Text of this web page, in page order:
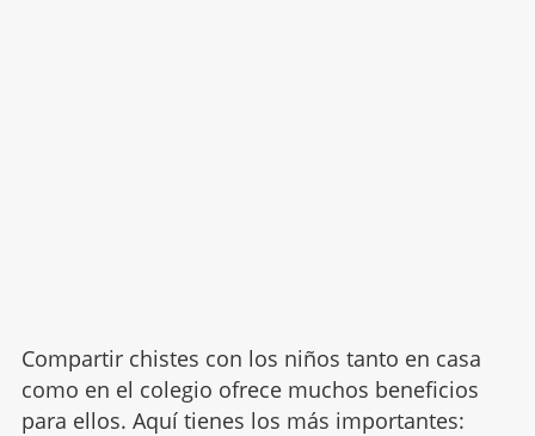
Compartir chistes con los niños tanto en casa
como en el colegio ofrece muchos beneficios
para ellos. Aquí tienes los más importantes: